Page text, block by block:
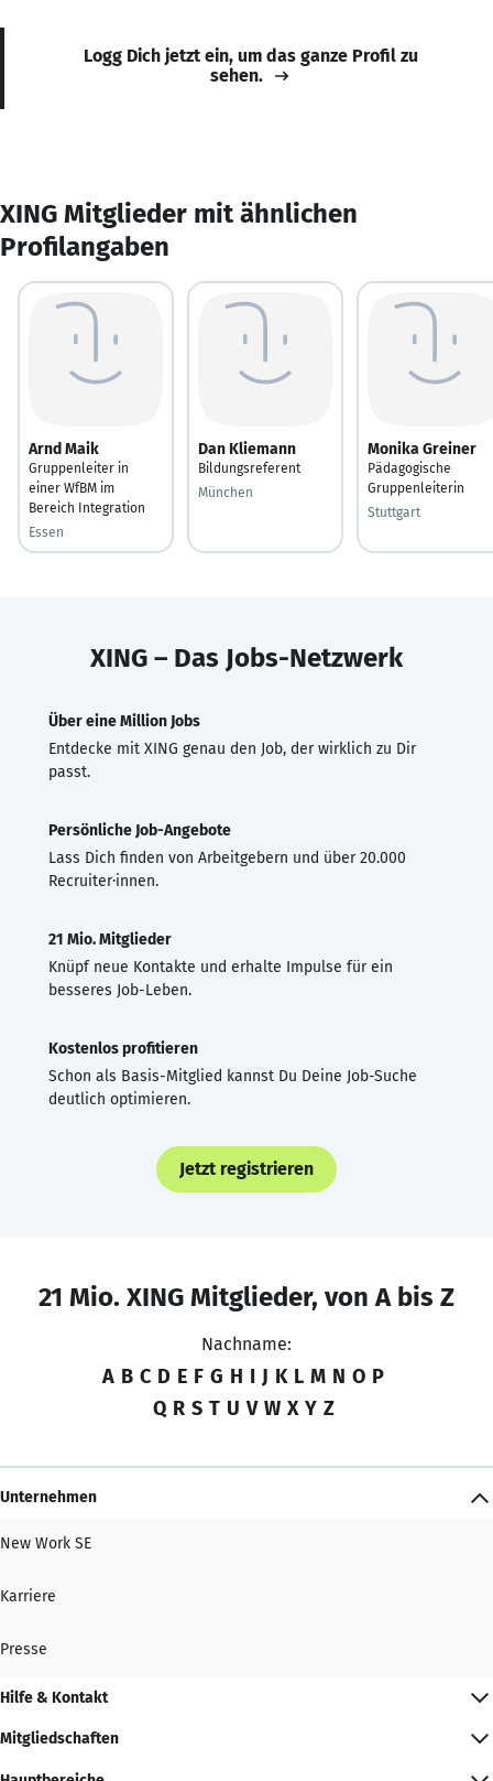
Logg Dich jetzt ein, um das ganze Profil zu
sehen.
XING Mitglieder mit ähnlichen
Profilangaben
Arnd Maik
Gruppenleiter in
einer WfBM im
Bereich Integration
Essen
Dan Kliemann
Bildungsreferent
München
Monika Greiner
Pädagogische
Gruppenleiterin
Stuttgart
XING – Das Jobs-Netzwerk
Über eine Million Jobs
Entdecke mit XING genau den Job, der wirklich zu Dir
passt.
Persönliche Job-Angebote
Lass Dich finden von Arbeitgebern und über 20.000
Recruiter·innen.
21 Mio. Mitglieder
Knüpf neue Kontakte und erhalte Impulse für ein
besseres Job-Leben.
Kostenlos profitieren
Schon als Basis-Mitglied kannst Du Deine Job-Suche
deutlich optimieren.
Jetzt registrieren
21 Mio. XING Mitglieder, von A bis Z
Nachname:
A B C D E F G H I J K L M N O P
Q R S T U V W X Y Z
Unternehmen
New Work SE
Karriere
Presse
Hilfe & Kontakt
Mitgliedschaften